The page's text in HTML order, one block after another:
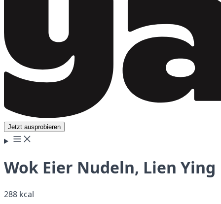
Jetzt ausprobieren
Wok Eier Nudeln, Lien Ying
288 kcal